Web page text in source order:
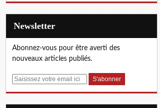
Newsletter
Abonnez-vous pour être averti des
nouveaux articles publiés.
E